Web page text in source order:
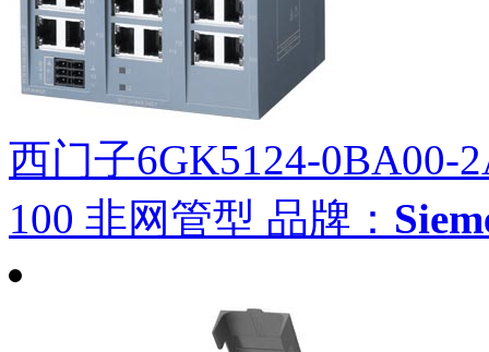
西门子6GK5124-0BA00-
100 非网管型 品牌：